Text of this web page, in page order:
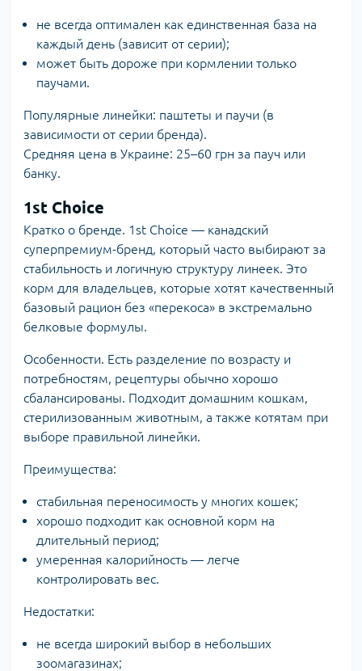
не всегда оптимален как единственная база на
каждый день (зависит от серии);
может быть дороже при кормлении только
паучами.
Популярные линейки: паштеты и паучи (в
зависимости от серии бренда).
Средняя цена в Украине: 25–60 грн за пауч или
банку.
1st Choice
Кратко о бренде. 1st Choice — канадский
суперпремиум-бренд, который часто выбирают за
стабильность и логичную структуру линеек. Это
корм для владельцев, которые хотят качественный
базовый рацион без «перекоса» в экстремально
белковые формулы.
Особенности. Есть разделение по возрасту и
потребностям, рецептуры обычно хорошо
сбалансированы. Подходит домашним кошкам,
стерилизованным животным, а также котятам при
выборе правильной линейки.
Преимущества:
стабильная переносимость у многих кошек;
хорошо подходит как основной корм на
длительный период;
умеренная калорийность — легче
контролировать вес.
Недостатки:
не всегда широкий выбор в небольших
зоомагазинах;